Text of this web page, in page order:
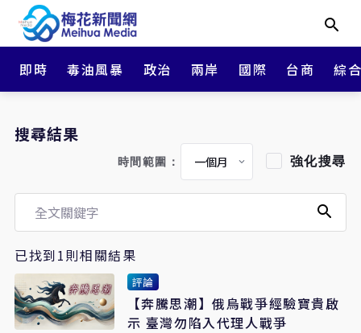
即時 毒油風暴 政治 兩岸 國際 台商 綜
搜尋結果
時間範圍： 強化搜尋
已找到1則相關結果
評論
【奔騰思潮】俄烏戰爭經驗寶貴啟
示 臺灣勿陷入代理人戰爭